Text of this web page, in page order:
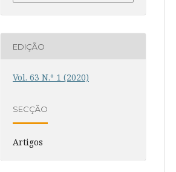
EDIÇÃO
Vol. 63 N.º 1 (2020)
SECÇÃO
Artigos